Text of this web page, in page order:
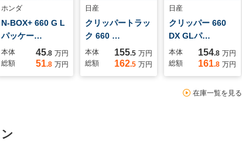
ホンダ
N-BOX+ 660 G L
パッケー…
本体 45.8 万円
総額
51.8 万円
日産
クリッパートラッ
ク 660 …
本体 155.5 万円
総額
162.5 万円
日産
クリッパー 660
DX GLパ…
本体 154.8 万円
総額
161.8 万円
在庫一覧を見る